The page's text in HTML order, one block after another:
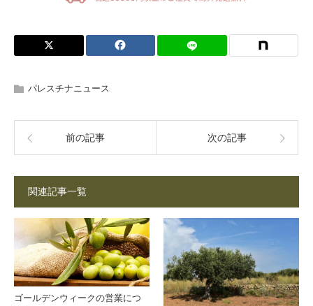
パレスチナニュース
前の記事 次の記事
関連記事一覧
ゴールデンウィークの営業につ